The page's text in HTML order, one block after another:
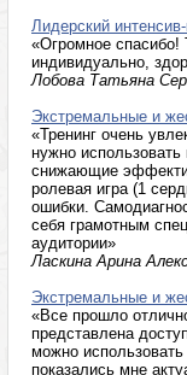
Лидерский интенсив-
«Огромное спасибо!
индивидуально,
Лобова Татьяна
Экстремальные и
«Тренинг очень
нужно
снижающие
ролевая игра (1
ошибки.
себя грамотным
аудитории»
Ласкина Арина
Экстремальные и
«Все прошло
представлена
можно
показались мне